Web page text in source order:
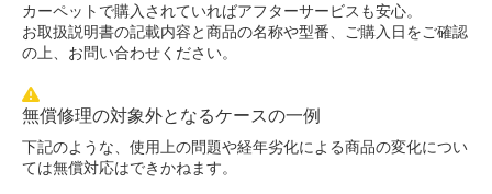
カーペットで購入されていればアフターサービスも安心。
お取扱説明書の記載内容と商品の名称や型番、ご購入日をご確認
の上、お問い合わせください。
無償修理の対象外となるケースの一例
下記のような、使用上の問題や経年劣化による商品の変化につい
ては無償対応はできかねます。